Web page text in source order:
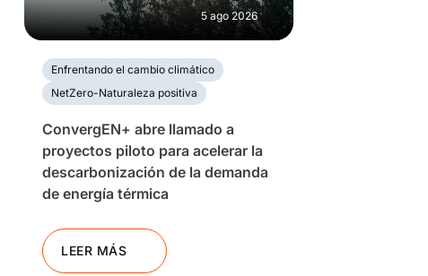
5 ago 2026
Enfrentando el cambio climático
NetZero-Naturaleza positiva
ConvergEN+ abre llamado a
proyectos piloto para acelerar la
descarbonización de la demanda
de energía térmica
LEER MÁS